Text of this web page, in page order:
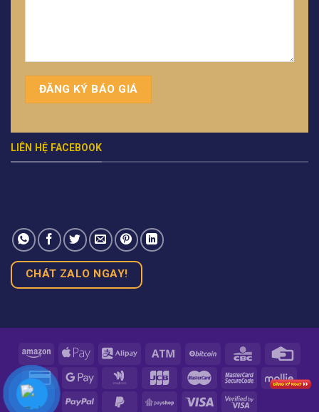
LIÊN HỆ FACEBOOK
CHÁT ZALO NGAY!